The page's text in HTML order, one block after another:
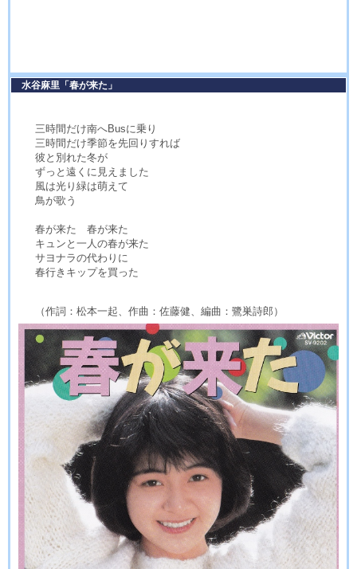
水谷麻里「春が来た」
三時間だけ南へBusに乗り
三時間だけ季節を先回りすれば
彼と別れた冬が
ずっと遠くに見えました
風は光り緑は萌えて
鳥が歌う
春が来た 春が来た
キュンと一人の春が来た
サヨナラの代わりに
春行きキップを買った
（作詞：松本一起、作曲：佐藤健、編曲：鷺巣詩郎）